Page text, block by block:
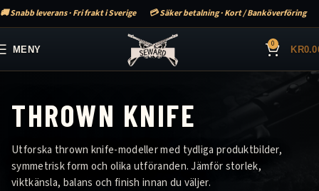
🚚 Snabb leverans · Fri frakt i Sverige 💳 Säker betalning · Kort / Banköverföring
MENY 0 KR
THROWN KNIFE
Utforska thrown knife-modeller med tydliga produktbilder,
symmetrisk form och olika utföranden. Jämför storlek,
viktkänsla, balans och finish innan du väljer.